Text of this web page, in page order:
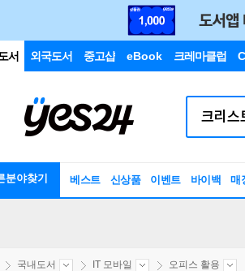
서 외국도서 중고샵 eBook 크레마클럽
분야찾기 베스트 신상품 이벤트 바이백 매
국내도서 IT 모바일 오피스 활용